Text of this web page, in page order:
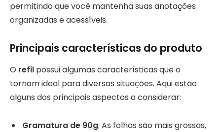
permitindo que você mantenha suas anotações
organizadas e acessíveis.
Principais características do produto
O refil possui algumas características que o
tornam ideal para diversas situações. Aqui estão
alguns dos principais aspectos a considerar:
Gramatura de 90g: As folhas são mais grossas,